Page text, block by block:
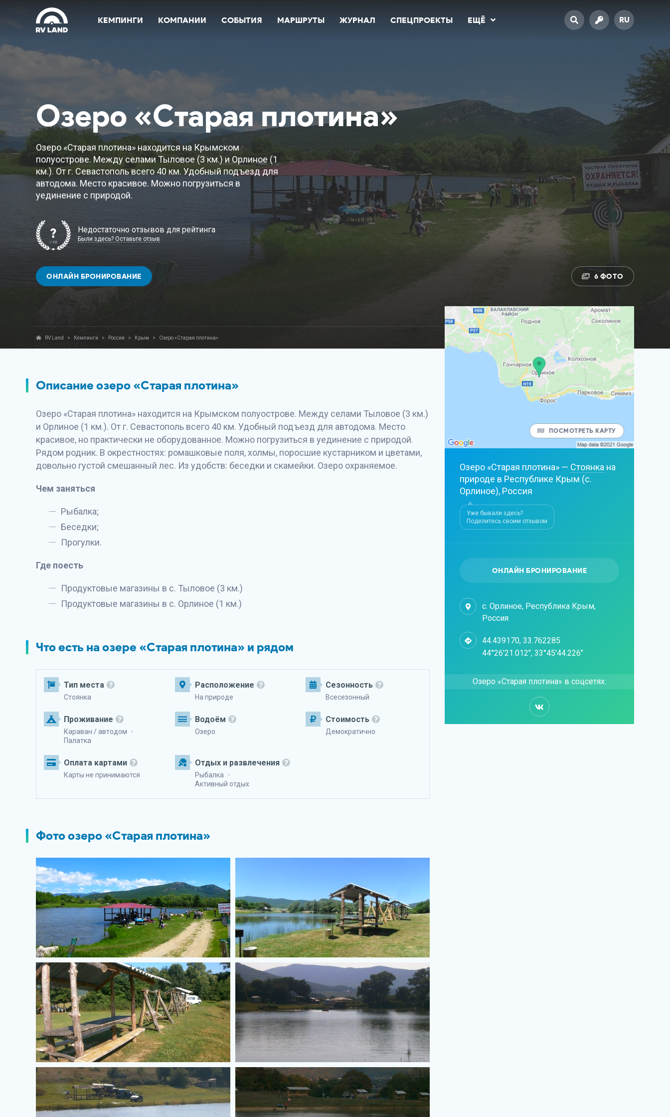
КЕМПИНГИ КОМПАНИИ СОБЫТИЯ МАРШРУТЫ ЖУРНАЛ СПЕЦПРОЕКТЫ ЕЩЁ RU
Озеро «Старая плотина»
Озеро «Старая плотина» находится на Крымском
полуострове. Между селами Тыловое (3 км.) и Орлиное (1
км.). От г. Севастополь всего 40 км. Удобный подъезд для
автодома. Место красивое. Можно погрузиться в
уединение с природой.
?
/ 10
Недостаточно отзывов для рейтинга
Были здесь? Оставьте отзыв
ОНЛАЙН БРОНИРОВАНИЕ 6 ФОТО
RV Land > Кемпинги > Россия > Крым > Озеро «Старая плотина»
Описание озеро «Старая плотина»
Озеро «Старая плотина» находится на Крымском полуострове. Между селами Тыловое (3 км.)
и Орлиное (1 км.). От г. Севастополь всего 40 км. Удобный подъезд для автодома. Место
красивое, но практически не оборудованное. Можно погрузиться в уединение с природой.
Рядом родник. В окрестностях: ромашковые поля, холмы, поросшие кустарником и цветами,
довольно густой смешанный лес. Из удобств: беседки и скамейки. Озеро охраняемое.
Чем заняться
Рыбалка;
Беседки;
Прогулки.
Где поесть
Продуктовые магазины в с. Тыловое (3 км.)
Продуктовые магазины в с. Орлиное (1 км.)
Что есть на озере «Старая плотина» и рядом
Тип места
Стоянка
Расположение
На природе
Сезонность
Всесезонный
Проживание
Караван / автодом
Палатка
Водоём
Озеро
Стоимость
Демократично
Оплата картами
Карты не принимаются
Отдых и развлечения
Рыбалка
Активный отдых
Фото озеро «Старая плотина»
ПОСМОТРЕТЬ КАРТУ
Озеро «Старая плотина» — Стоянка на
природе в Республике Крым (с.
Орлиное), Россия
Уже бывали здесь?
Поделитесь своим отзывом
ОНЛАЙН БРОНИРОВАНИЕ
с. Орлиное, Республика Крым,
Россия
44.439170, 33.762285
44°26'21.012", 33°45'44.226"
Озеро «Старая плотина» в соцсетях: